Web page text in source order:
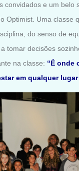
convidados e um belo
Optimist. Uma classe
do senso de
tomar decisões
na classe: “É onde
em qualquer